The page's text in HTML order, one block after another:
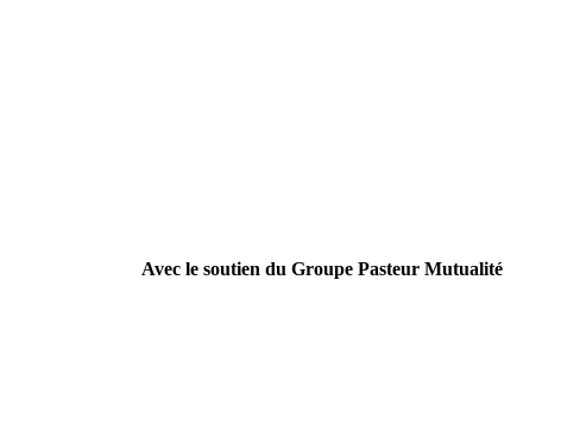
Avec le soutien du Groupe Pasteur Mutualité